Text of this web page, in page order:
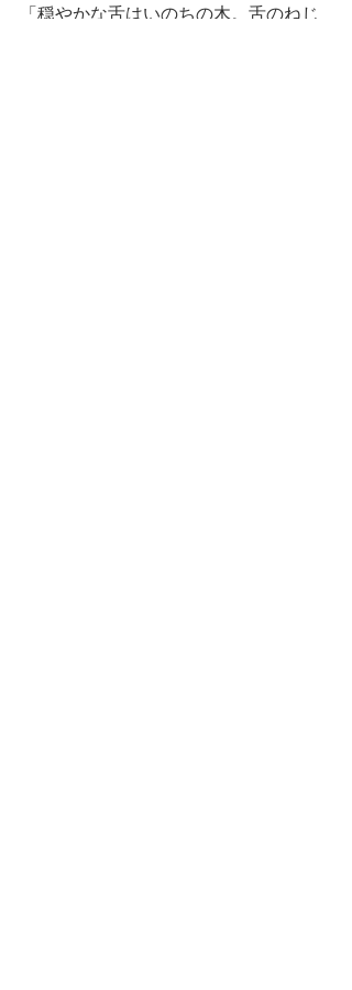
「穏やかな舌はいのちの木。舌のねじ